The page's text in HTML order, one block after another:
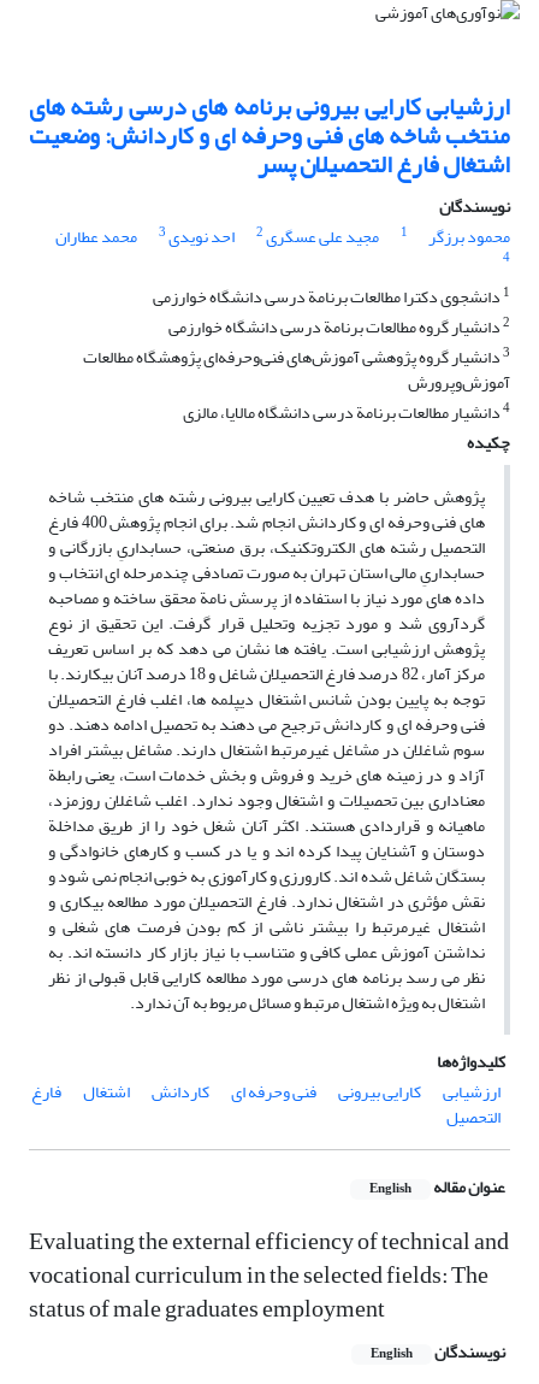
ارزشیابی کارایی بیرونی برنامه های درسی رشته های
منتخب شاخه های فنی وحرفه ای و کاردانش: وضعیت
اشتغال فارغ التحصیلان پسر
نویسندگان
محمود برزگر
1 مجید علی عسگری2 احد نویدی3 محمد عطاران
4
1 دانشجوی دکترا مطالعات برنامة درسی دانشگاه خوارزمی
2دانشیار گروه مطالعات برنامة درسی دانشگاه خوارزمی
3دانشیار گروه پژوهشی آموزش‌های فنی‌وحرفه‌ای پژوهشگاه مطالعات
آموزش‌وپرورش
4دانشیار مطالعات برنامة درسی دانشگاه مالایا، مالزی
چکیده
پژوهش حاضر با هدف تعیین کارایی بیرونی رشته های منتخب شاخه
های فنی وحرفه ای و کاردانش انجام شد. برای انجام پژوهش 400 فارغ
التحصیل رشته های الکتروتکنیک، برق صنعتی، حسابداریِ بازرگانی و
حسابداریِ مالی استان تهران به صورت تصادفی چندمرحله ای انتخاب و
داده های مورد نیاز با استفاده از پرسش نامة محقق ساخته و مصاحبه
گردآروی شد و مورد تجزیه وتحلیل قرار گرفت. این تحقیق از نوع
پژوهش ارزشیابی است. یافته ها نشان می دهد که بر اساس تعریف
مرکز آمار، 82 درصد فارغ التحصیلان شاغل و 18 درصد آنان بیکارند. با
توجه به پایین بودن شانس اشتغال دیپلمه ها، اغلب فارغ التحصیلان
فنی وحرفه ای و کاردانش ترجیح می دهند به تحصیل ادامه دهند. دو
سوم شاغلان در مشاغل غیرمرتبط اشتغال دارند. مشاغل بیشتر افراد
آزاد و در زمینه های خرید و فروش و بخش خدمات است، یعنی رابطة
معناداری بین تحصیلات و اشتغال وجود ندارد. اغلب شاغلان روزمزد،
ماهیانه و قراردادی هستند. اکثر آنان شغل خود را از طریق مداخلة
دوستان و آشنایان پیدا کرده اند و یا در کسب و کارهای خانوادگی و
بستگان شاغل شده اند. کارورزی و کارآموزی به خوبی انجام نمی شود و
نقش مؤثری در اشتغال ندارد. فارغ التحصیلان مورد مطالعه بیکاری و
اشتغال غیرمرتبط را بیشتر ناشی از کم بودن فرصت های شغلی و
نداشتن آموزش عملی کافی و متناسب با نیاز بازار کار دانسته اند. به
نظر می رسد برنامه های درسی مورد مطالعه کارایی قابل قبولی از نظر
اشتغال به ویژه اشتغال مرتبط و مسائل مربوط به آن ندارد.
کلیدواژه‌ها
ارزشیابی
کارایی بیرونی فنی وحرفه ای کاردانش اشتغال فارغ
التحصیل
عنوان مقاله English
Evaluating the external efficiency of technical and
vocational curriculum in the selected fields: The
status of male graduates employment
نویسندگان English